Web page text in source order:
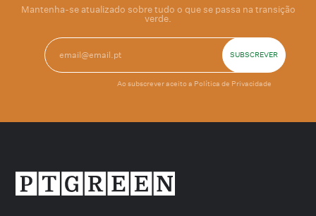
Mantenha-se atualizado sobre tudo o que se passa na transição
verde.
Ao subscrever aceito a Política de Privacidade